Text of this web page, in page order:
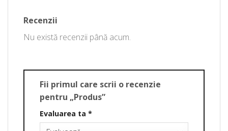
Recenzii
Nu există recenzii până acum.
Fii primul care scrii o recenzie
pentru „Produs”
Evaluarea ta *